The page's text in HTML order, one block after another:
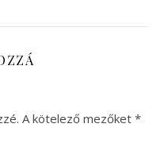
A kötelező mezőket *